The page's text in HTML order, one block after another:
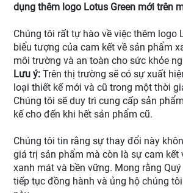
dụng thêm logo Lotus Green mới trên
Chúng tôi rất tự hào về việc thêm logo
biểu tượng của cam kết về sản phẩm
môi trường và an toàn cho sức khỏe
Lưu ý: Trên thị trường sẽ có sự xuất
loại thiết kế mới và cũ trong một thời
Chúng tôi sẽ duy trì cung cấp sản
kế cho đến khi hết sản phẩm cũ.
Chúng tôi tin rằng sự thay đổi này
giá trị sản phẩm mà còn là sự cam kết
xanh mát và bền vững. Mong rằng
tiếp tục đồng hành và ủng hộ chúng